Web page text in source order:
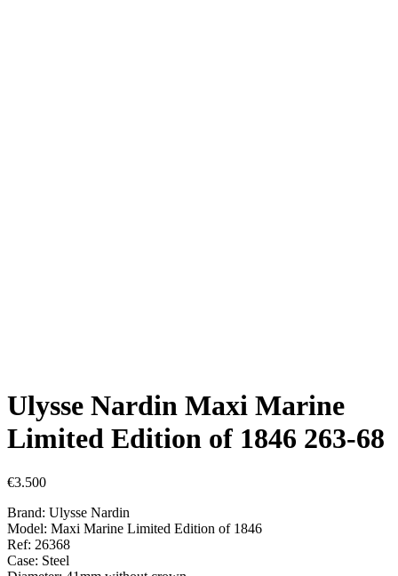
Ulysse Nardin Maxi Marine
Limited Edition of 1846 263-68
€3.500
Brand: Ulysse Nardin
Model: Maxi Marine Limited Edition of 1846
Ref: 26368
Case: Steel